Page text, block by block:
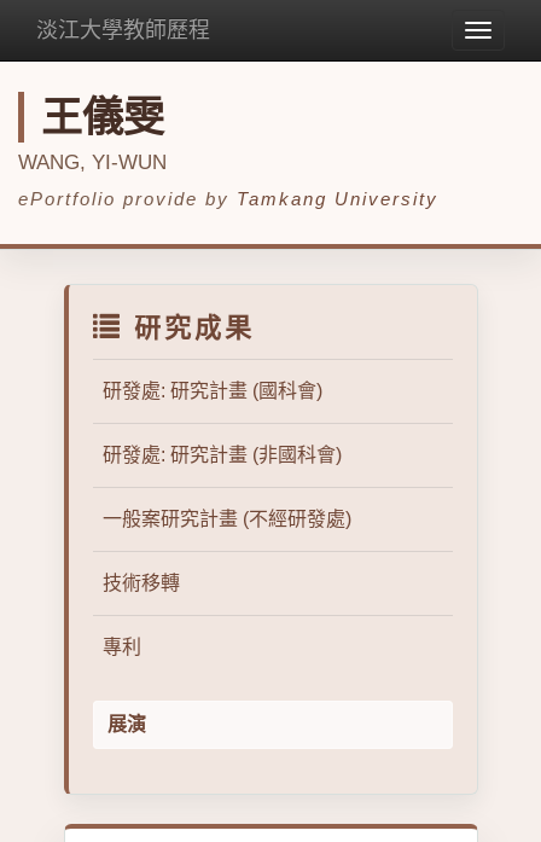
Toggle
淡江大學教師歷程
王儀雯
WANG, YI-WUN
ePortfolio provide by Tamkang University
研究成果
研發處: 研究計畫 (國科會)
研發處: 研究計畫 (非國科會)
一般案研究計畫 (不經研發處)
技術移轉
專利
展演